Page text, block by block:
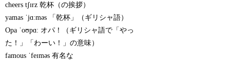
cheers tʃɪrz 乾杯（の挨拶）
yamas ˈjɑːməs 「乾杯」（ギリシャ語）
Opa ˈoʊpɑː オパ！（ギリシャ語で「やっ
た！」「わーい！」の意味）
famous ˈfeɪməs 有名な